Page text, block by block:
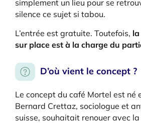
simplement un lieu pour se
silence ce sujet si tabou.
L’entrée est gratuite. Toutefois,
sur place est à la charge du
D’où vient le concept ?
Le concept du café Mortel est né
Bernard Crettaz, sociologue et
suisse, souhaitait renouer avec